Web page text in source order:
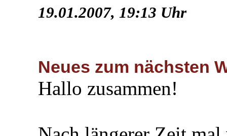
19.01.2007, 19:13 Uhr
Neues zum nächsten
Hallo zusammen!